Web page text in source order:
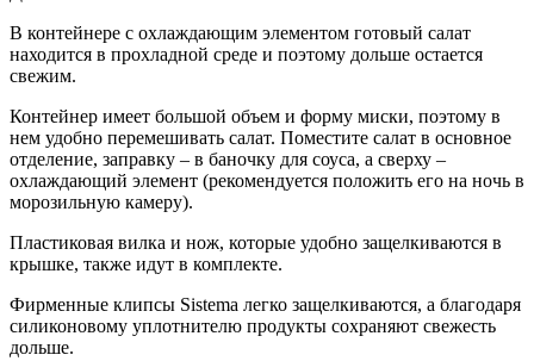
В контейнере с охлаждающим элементом готовый салат
находится в прохладной среде и поэтому дольше остается
свежим.
Контейнер имеет большой объем и форму миски, поэтому в
нем удобно перемешивать салат. Поместите салат в основное
отделение, заправку – в баночку для соуса, а сверху –
охлаждающий элемент (рекомендуется положить его на ночь в
морозильную камеру).
Пластиковая вилка и нож, которые удобно защелкиваются в
крышке, также идут в комплекте.
Фирменные клипсы Sistema легко защелкиваются, а благодаря
силиконовому уплотнителю продукты сохраняют свежесть
дольше.